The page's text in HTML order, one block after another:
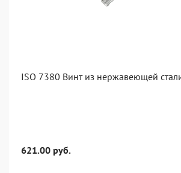
ISO 7380 Винт из нержавеющей
621.00 руб.